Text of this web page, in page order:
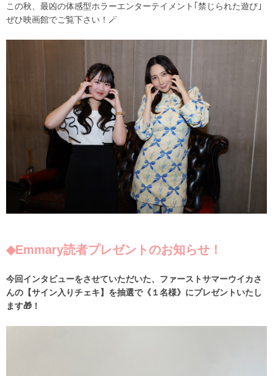
この秋、最凶の体感型ホラーエンターテイメント｢禁じられた遊び｣
ぜひ映画館でご覧下さい！🪄
◆Emmary読者プレゼントのお知らせ！
今回インタビューをさせていただいた、ファーストサマーウイカさ
んの【サイン入りチェキ】を抽選で《１名様》 にプレゼントいたし
ます🎁！